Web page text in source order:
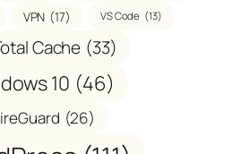
VPN (17) VS Code (13)
Cache (33)
10 (46)
(26)